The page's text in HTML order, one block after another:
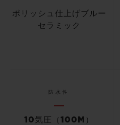
ポリッシュ仕上げブルー
セラミック
防水性
10気圧（100M）